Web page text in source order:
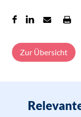
Zur Übersicht